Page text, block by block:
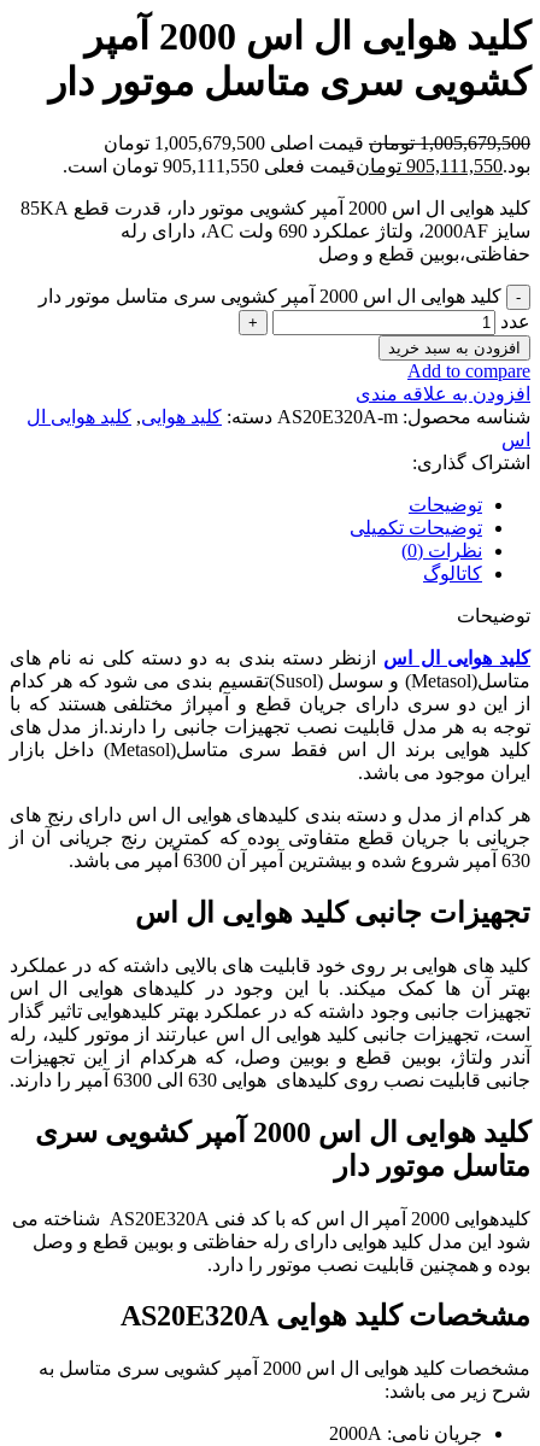
کلید هوایی ال اس 2000 آمپر
کشویی سری متاسل موتور دار
1,005,679,500 تومان
قیمت اصلی 1,005,679,500 تومان
بود.905,111,550 تومانقیمت فعلی 905,111,550 تومان است.
کلید هوایی ال اس 2000 آمپر کشویی موتور دار، قدرت قطع 85KA
سایز 2000AF، ولتاژ عملکرد 690 ولت AC، دارای رله
حفاظتی،بوبین قطع و وصل
کلید هوایی ال اس 2000 آمپر کشویی سری متاسل موتور دار
عدد
افزودن به سبد خرید
Add to compare
افزودن به علاقه مندی
شناسه محصول: AS20E320A-m دسته: کلید هوایی, کلید هوایی ال
اس
اشتراک گذاری:
توضیحات
توضیحات تکمیلی
نظرات (0)
کاتالوگ
توضیحات
کلید هوایی ال اس ازنظر دسته بندی به دو دسته کلی نه نام های
متاسل(Metasol) و سوسل (Susol)تقسیم بندی می شود که هر کدام
از این دو سری دارای جریان قطع و آمپراژ مختلفی هستند که با
توجه به هر مدل قابلیت نصب تجهیزات جانبی را دارند.از مدل های
کلید هوایی برند ال اس فقط سری متاسل(Metasol) داخل بازار
ایران موجود می باشد.
هر کدام از مدل و دسته بندی کلیدهای هوایی ال اس دارای رنج های
جریانی با جریان قطع متفاوتی بوده که کمترین رنج جریانی آن از
630 آمپر شروع شده و بیشترین آمپر آن 6300 آمپر می باشد.
تجهیزات جانبی کلید هوایی ال اس
کلید های هوایی بر روی خود قابلیت های بالایی داشته که در عملکرد
بهتر آن ها کمک میکند. با این وجود در کلیدهای هوایی ال اس
تجهیزات جانبی وجود داشته که در عملکرد بهتر کلیدهوایی تاثیر گذار
است، تجهیزات جانبی کلید هوایی ال اس عبارتند از موتور کلید، رله
آندر ولتاژ، بوبین قطع و بوبین وصل، که هرکدام از این تجهیزات
جانبی قابلیت نصب روی کلیدهای هوایی 630 الی 6300 آمپر را دارند.
کلید هوایی ال اس 2000 آمپر کشویی سری
متاسل موتور دار
کلیدهوایی 2000 آمپر ال اس که با کد فنی AS20E320A شناخته می
شود این مدل کلید هوایی دارای رله حفاظتی و بوبین قطع و وصل
بوده و همچنین قابلیت نصب موتور را دارد.
مشخصات کلید هوایی AS20E320A
مشخصات کلید هوایی ال اس 2000 آمپر کشویی سری متاسل به
شرح زیر می باشد:
جریان نامی: 2000A